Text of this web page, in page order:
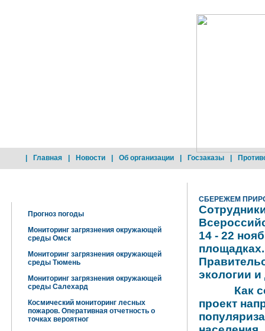
Главная Новости Об организации Госзаказы
Прогноз погоды
Мониторинг загрязнения окружающей
среды Омск
Мониторинг загрязнения окружающей
среды Тюмень
Мониторинг загрязнения окружающей
среды Салехард
Космический мониторинг лесных
пожаров. Оперативная отчетность о
точках вероятног
СБЕРЕЖЕМ
14 - 22
экологии
Как
проект